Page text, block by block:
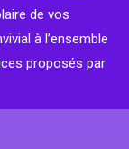
de vos
à l’ensemble
proposés par